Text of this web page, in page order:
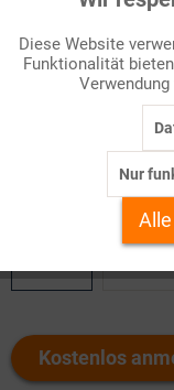
grobe Schätzungen.
Universität Hamburg
des „funktionalen
wurde, in seinen
Welchen
Kostenlos
Marketing
Personalisierung
Service
Diese Website
Funktionalität
Nur